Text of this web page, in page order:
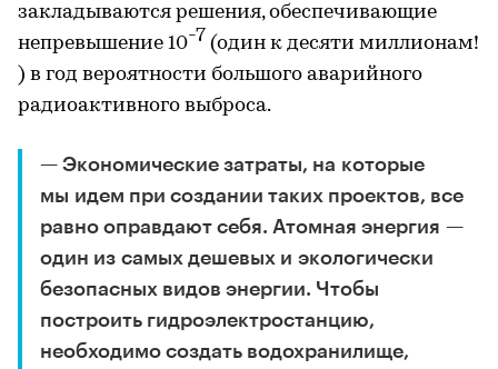
закладываются решения, обеспечивающие
непревышение 10-7 (один к десяти миллионам!
) в год вероятности большого аварийного
радиоактивного выброса.
— Экономические затраты, на которые
мы идем при создании таких проектов, все
равно оправдают себя. Атомная энергия —
один из самых дешевых и экологически
безопасных видов энергии. Чтобы
построить гидроэлектростанцию,
необходимо создать водохранилище,